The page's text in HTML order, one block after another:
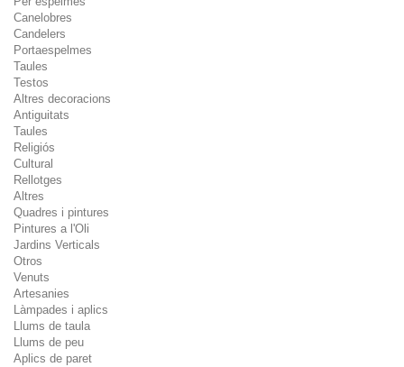
Canelobres
Candelers
Portaespelmes
Taules
Testos
Altres decoracions
Antiguitats
Taules
Religiós
Cultural
Rellotges
Altres
Quadres i pintures
Pintures a l'Oli
Jardins Verticals
Otros
Venuts
Artesanies
Làmpades i aplics
Llums de taula
Llums de peu
Aplics de paret